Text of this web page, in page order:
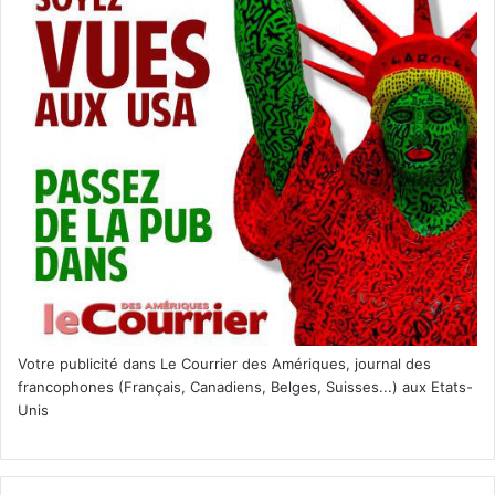
Captive State
Situé dans un quartier de Chicago près de dix ans après le
début de l’occupation par une force extra-terrestre,
Captive State explore la vie des deux côtés du conflit –
ses collaborateurs et ses dissidents.
Un film de Rupert Wyatt avec Vera Farmiga, John
Goodman.
[ot-video type= »youtube »
Votre publicité dans Le Courrier des Amériques, journal des
francophones (Français, Canadiens, Belges, Suisses...) aux Etats-
Unis